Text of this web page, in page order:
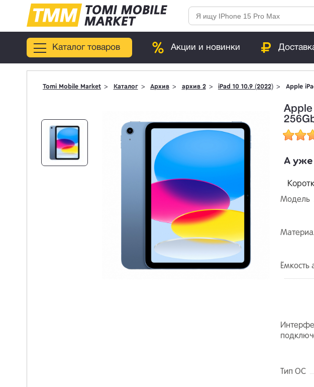
Каталог товаров Акции и новинки
Tomi Mobile Market Каталог Архив архив 2 iPad 10 10.9 (2022) Apple
Apple
А уже
Модель
Ёмкость
Тип ОС